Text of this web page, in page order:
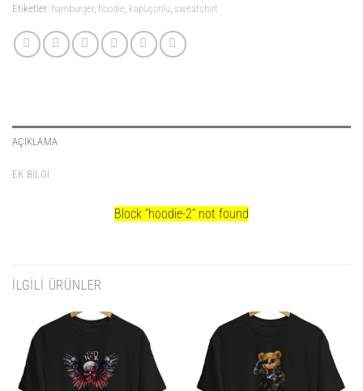
Etiketler: hamburger, hoodie kapüşonlu sweatshirt
AÇIKLAMA
EK BILGI
Block "hoodie-2" not found
İLGILI ÜRÜNLER